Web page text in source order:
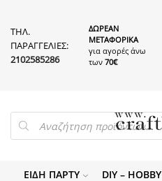
ΤΗΛ.
ΠΑΡΑΓΓΕΛΙΕΣ:
2102585286
ΔΩΡΕΑΝ
ΜΕΤΑΦΟΡΙΚΑ
για αγορές άνω
των 70€
PRODUCTS
SEARCH
ΕΊΔΗ ΠΆΡΤΥ DIY – HOBBY